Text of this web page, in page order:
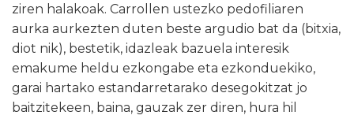
ziren halakoak. Carrollen ustezko pedofiliaren
aurka aurkezten duten beste argudio bat da (bitxia,
diot nik), bestetik, idazleak bazuela interesik
emakume heldu ezkongabe eta ezkonduekiko,
garai hartako estandarretarako desegokitzat jo
baitzitekeen, baina, gauzak zer diren, hura hil